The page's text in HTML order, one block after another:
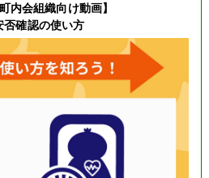
内会組織向け動画】
否確認の使い方